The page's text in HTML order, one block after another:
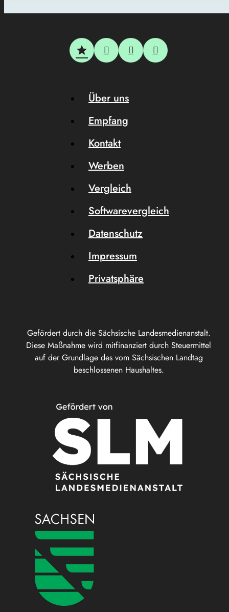
Gefördert durch die Sächsische Landesmedienanstalt.
Diese Maßnahme wird mitfinanziert durch Steuermittel
auf der Grundlage des vom Sächsischen Landtag
beschlossenen Haushaltes.
Über uns
Empfang
Kontakt
Werben
Vergleich
Softwarevergleich
Datenschutz
Impressum
Privatsphäre